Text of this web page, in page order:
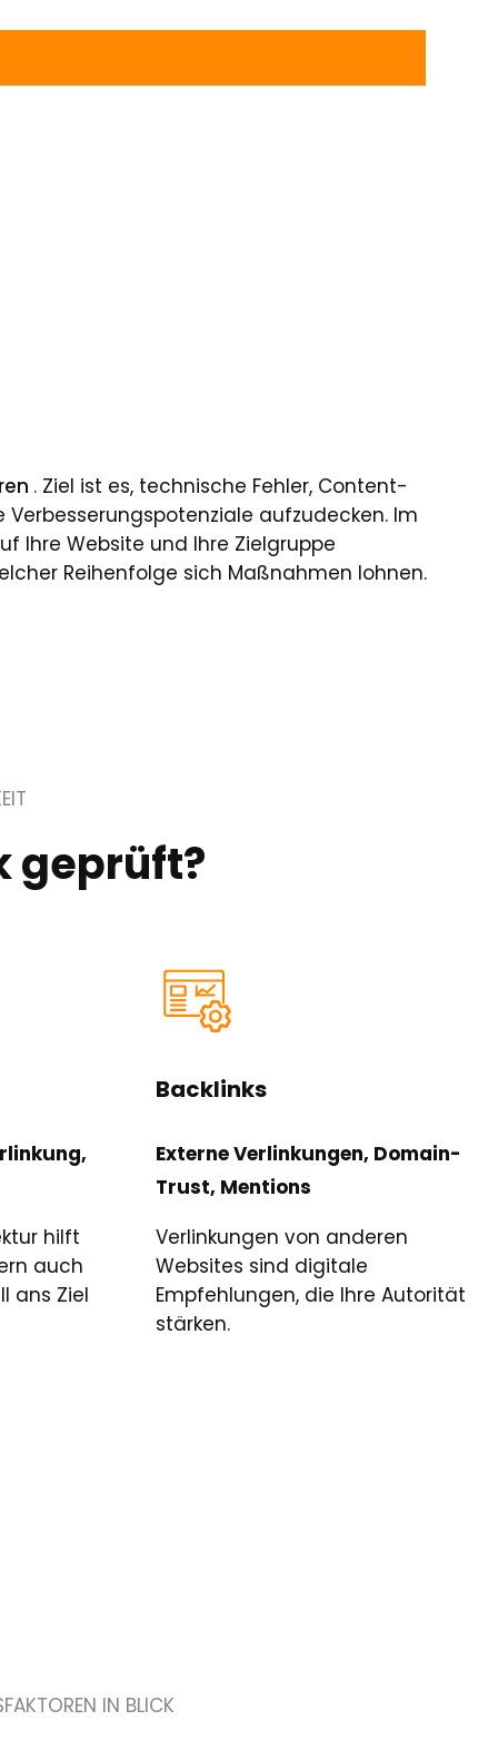
. Ziel ist es, technische Fehler, Content-
aufzudecken. Im
Ihre Website und Ihre Zielgruppe
Reihenfolge sich Maßnahmen lohnen.
geprüft?
hilft
auch
ans Ziel
Backlinks
Externe Verlinkungen, Domain-
Trust, Mentions
Verlinkungen von anderen
Websites sind digitale
Empfehlungen, die Ihre Autorität
stärken.
IN BLICK